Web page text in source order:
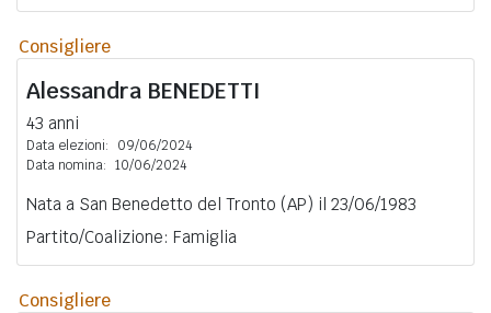
Consigliere
Alessandra BENEDETTI
43 anni
Data elezioni:
09/06/2024
Data nomina: 10/06/2024
Nata a San Benedetto del Tronto (AP) il 23/06/1983
Partito/Coalizione: Famiglia
Consigliere